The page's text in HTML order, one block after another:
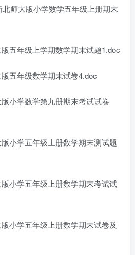
大版小学数学五年级上册期末
年级上学期数学期末试题1.doc
年级数学期末试卷4.doc
学数学第九册期末考试试卷
学五年级上册数学期末测试题
学五年级上册数学期末考试试
学五年级上册数学期末试卷及